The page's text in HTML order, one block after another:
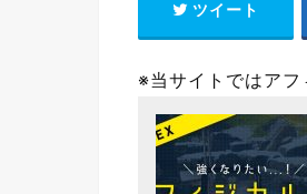
ツイート
※当サイトではア